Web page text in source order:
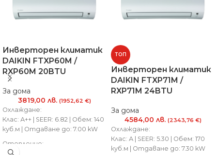
Инверторен климатик
DAIKIN FTXP60M /
RXP60M 20BTU
За дома
3819,00 лв. (1952,62 €)
Охлаждане:
Клас: А++ | SEER: 6.82 | Обем: 140
куб.м | Отдаване до: 7.00 kW
Отопление:
Клас: А+ | SCOP: 4.10 | Обем: 125
ТОП
Инверторен климатик
DAIKIN FTXP71M /
RXP71M 24BTU
За дома
4584,00 лв. (2343,76 €)
Охлаждане:
Клас: А | SEER: 5.30 | Обем: 170
куб.м | Отдаване до: 7.30 kW